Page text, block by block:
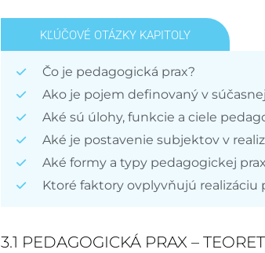
KĽÚČOVÉ OTÁZKY KAPITOLY
Čo je pedagogická prax?
Ako je pojem definovaný v
Aké sú úlohy, funkcie a ciele
Aké je postavenie subjektov v
Aké formy a typy pedagogickej
Ktoré faktory ovplyvňujú realizáciu
3.1 PEDAGOGICKÁ PRAX –